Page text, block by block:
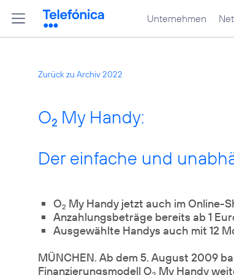
Unternehmen
Zurück zu Archiv 2022
O2 My Handy:
Der einfache und
O2 My Handy jetzt auch im Online-
Anzahlungsbeträge bereits ab 1
Ausgewählte Handys auch mit 12
MÜNCHEN. Ab dem 5. August 2009
Finanzierungsmodell O My Handy